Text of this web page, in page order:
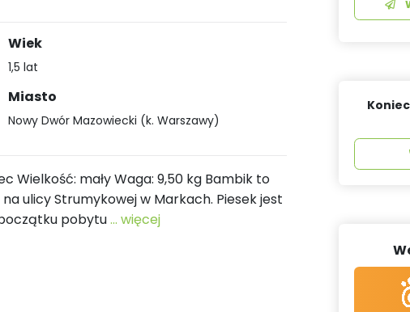
Wiek
1,5 lat
Miasto
Nowy Dwór Mazowiecki (k. Warszawy)
Wielkość: mały Waga: 9,50 kg Bambik to
ulicy Strumykowej w Markach. Piesek jest
pobytu... więcej